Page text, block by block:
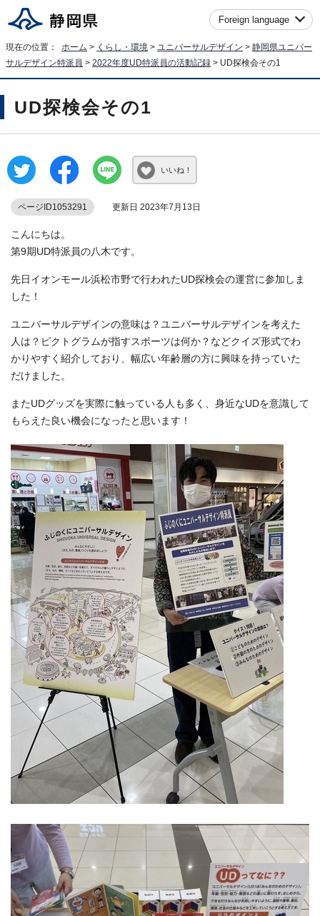
Foreign language
現在の位置： ホーム > くらし・環境 > ユニバーサルデザイン > 静岡県ユニバー
サルデザイン特派員 > 2022年度UD特派員の活動記録 > UD探検会その1
UD探検会その1
いいね！
ページID1053291 更新日 2023年7月13日
こんにちは。
第9期UD特派員の八木です。
先日イオンモール浜松市野で行われたUD探検会の運営に参加しま
した！
ユニバーサルデザインの意味は？ユニバーサルデザインを考えた
人は？ピクトグラムが指すスポーツは何か？などクイズ形式でわ
かりやすく紹介しており、幅広い年齢層の方に興味を持っていた
だけました。
またUDグッズを実際に触っている人も多く、身近なUDを意識して
もらえた良い機会になったと思います！